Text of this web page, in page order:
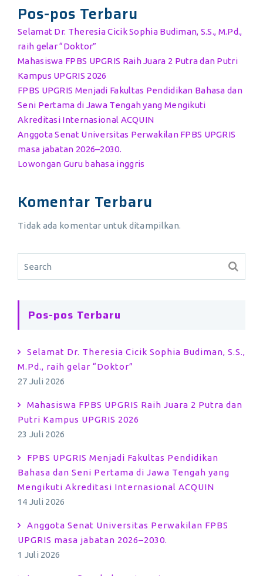
Pos-pos Terbaru
Selamat Dr. Theresia Cicik Sophia Budiman, S.S., M.Pd.,
raih gelar “Doktor”
Mahasiswa FPBS UPGRIS Raih Juara 2 Putra dan Putri
Kampus UPGRIS 2026
FPBS UPGRIS Menjadi Fakultas Pendidikan Bahasa dan
Seni Pertama di Jawa Tengah yang Mengikuti
Akreditasi Internasional ACQUIN
Anggota Senat Universitas Perwakilan FPBS UPGRIS
masa jabatan 2026–2030.
Lowongan Guru bahasa inggris
Komentar Terbaru
Tidak ada komentar untuk ditampilkan.
Pos-pos Terbaru
Selamat Dr. Theresia Cicik Sophia Budiman, S.S.,
M.Pd., raih gelar “Doktor”
27 Juli 2026
Mahasiswa FPBS UPGRIS Raih Juara 2 Putra dan
Putri Kampus UPGRIS 2026
23 Juli 2026
FPBS UPGRIS Menjadi Fakultas Pendidikan
Bahasa dan Seni Pertama di Jawa Tengah yang
Mengikuti Akreditasi Internasional ACQUIN
14 Juli 2026
Anggota Senat Universitas Perwakilan FPBS
UPGRIS masa jabatan 2026–2030.
1 Juli 2026